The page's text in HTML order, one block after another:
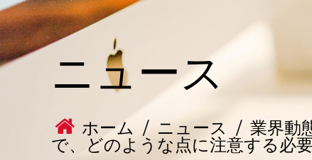
ニュース
ホーム / ニュース / 業界動
で、どのような点に注意する必